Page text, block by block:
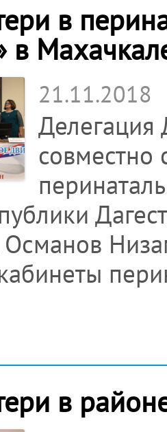
в
в
21.11.2018
Делегация
совместно
в